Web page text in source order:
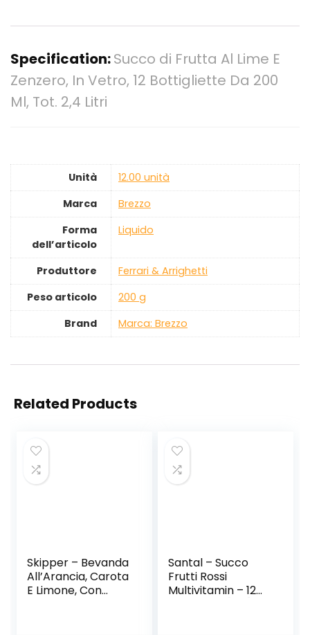
Specification:Succo di Frutta Al Lime E
Zenzero, In Vetro, 12 Bottigliette Da 200
Ml, Tot. 2,4 Litri
Unità
‎12.00 unità
Marca
‎Brezzo
Forma
dell’articolo
‎Liquido
Produttore
‎Ferrari & Arrighetti
Peso articolo
‎200 g
Brand
Marca: Brezzo
Related Products
Skipper – Bevanda
All’Arancia, Carota
E Limone, Con
Santal – Succo
Frutti Rossi
Multivitamin – 12